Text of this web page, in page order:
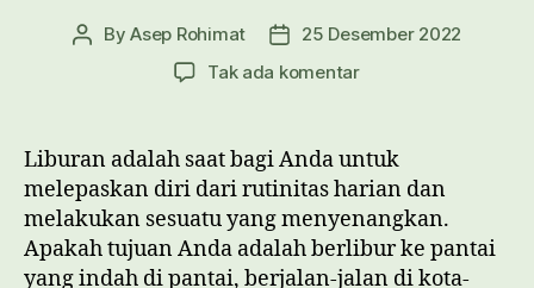
PostByAsep Rohimat
Post
date
25 Desember 2022
Tak ada komentarpada
Wisata:
Set
Travel
yang
Sangat
Menyenangkan
Liburan adalah saat bagi Anda untuk
melepaskan diri dari rutinitas harian dan
melakukan sesuatu yang menyenangkan.
Apakah tujuan Anda adalah berlibur ke pantai
yang indah di pantai, berjalan-jalan di kota-